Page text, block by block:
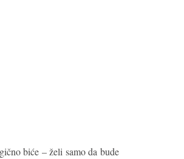
biće – želi samo da bude